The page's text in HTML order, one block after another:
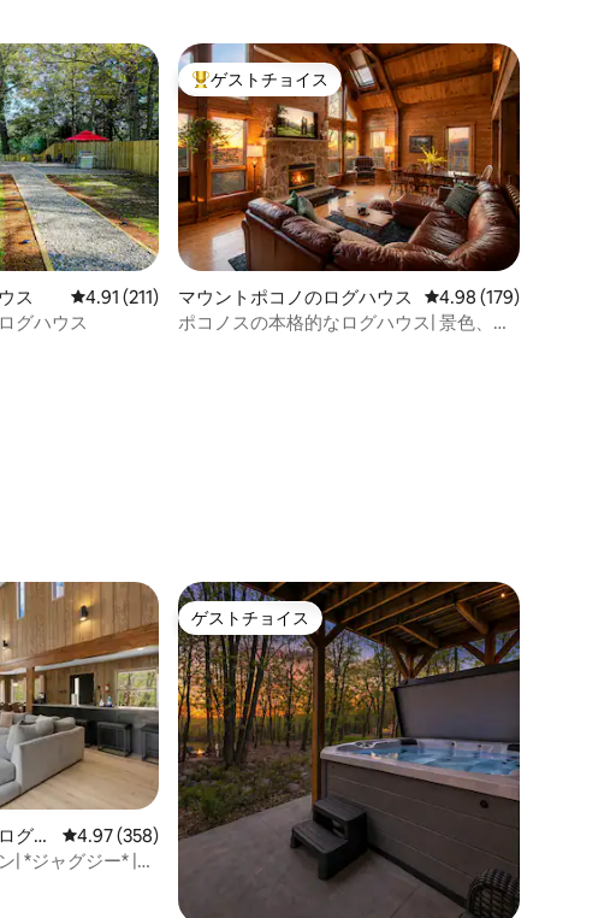
評価
です。
ス レビュー211件、5つ星中4.91つ星の平均評価
4.91 (211)
グハウス
大好評のゲストチョイスです。
ゲストチョイス
マウントポコノのログハウス レビュー179件、5つ
4.98 (179)
ポコノスの本格的なログハウス| 景色、露
均評価
です。
グハ
レビュー358件、5つ星中4.97つ星の平均評価
4.97 (358)
| *ジャグジー* |湖
ゲストチョイス
ゲストチョイス